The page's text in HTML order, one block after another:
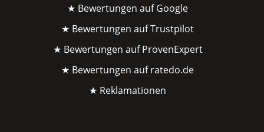
★ Bewertungen auf Google
★ Bewertungen auf Trustpilot
★ Bewertungen auf ProvenExpert
★ Bewertungen auf ratedo.de
★ Reklamationen